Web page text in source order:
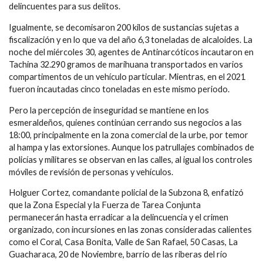
delincuentes para sus delitos.
Igualmente, se decomisaron 200 kilos de sustancias sujetas a
fiscalización y en lo que va del año 6,3 toneladas de alcaloides. La
noche del miércoles 30, agentes de Antinarcóticos incautaron en
Tachina 32.290 gramos de marihuana transportados en varios
compartimentos de un vehículo particular. Mientras, en el 2021
fueron incautadas cinco toneladas en este mismo periodo.
Pero la percepción de inseguridad se mantiene en los
esmeraldeños, quienes continúan cerrando sus negocios a las
18:00, principalmente en la zona comercial de la urbe, por temor
al hampa y las extorsiones. Aunque los patrullajes combinados de
policías y militares se observan en las calles, al igual los controles
móviles de revisión de personas y vehículos.
Holguer Cortez, comandante policial de la Subzona 8, enfatizó
que la Zona Especial y la Fuerza de Tarea Conjunta
permanecerán hasta erradicar a la delincuencia y el crimen
organizado, con incursiones en las zonas consideradas calientes
como el Coral, Casa Bonita, Valle de San Rafael, 50 Casas, La
Guacharaca, 20 de Noviembre, barrio de las riberas del río